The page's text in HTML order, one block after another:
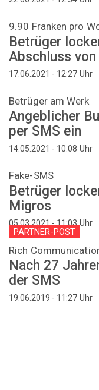
9.90 Franken pro
Betrüger
Abschluss
17.06.2021 - 12:27 Uhr
Betrüger am Werk
Angeblicher
per SMS ein
14.05.2021 - 10:08 Uhr
Fake-SMS
Betrüger
Migros
05.03.2021 - 11:03Uhr
PARTNER-POST
Rich
Nach 27
der SMS
19.06.2019 - 11:27 Uhr